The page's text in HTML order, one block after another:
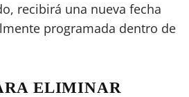
recibirá una nueva fecha
programada dentro de
ELIMINAR